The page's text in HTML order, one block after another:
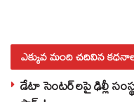
ఎక్కువ మంది చదివిన
డేటా సెంటర్‌లపై ఢిల్లీ